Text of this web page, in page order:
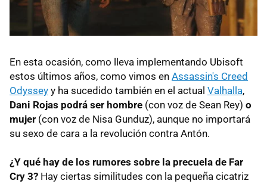
En esta ocasión, como lleva implementando Ubisoft
estos últimos años, como vimos en Assassin's Creed
Odyssey y ha sucedido también en el actual Valhalla,
Dani Rojas podrá ser hombre (con voz de Sean Rey) o
mujer (con voz de Nisa Gunduz), aunque no importará
su sexo de cara a la revolución contra Antón.
¿Y qué hay de los rumores sobre la precuela de Far
Cry 3? Hay ciertas similitudes con la pequeña cicatriz